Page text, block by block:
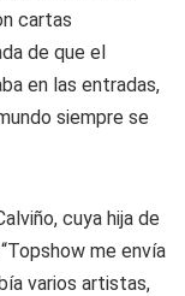
cartas
de que el
en las entradas,
siempre se
cuya hija de
me envía
varios artistas,